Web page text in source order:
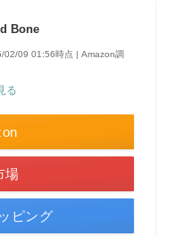
Bone
02/09 01:56時点 | Amazon調
る
場
ピング